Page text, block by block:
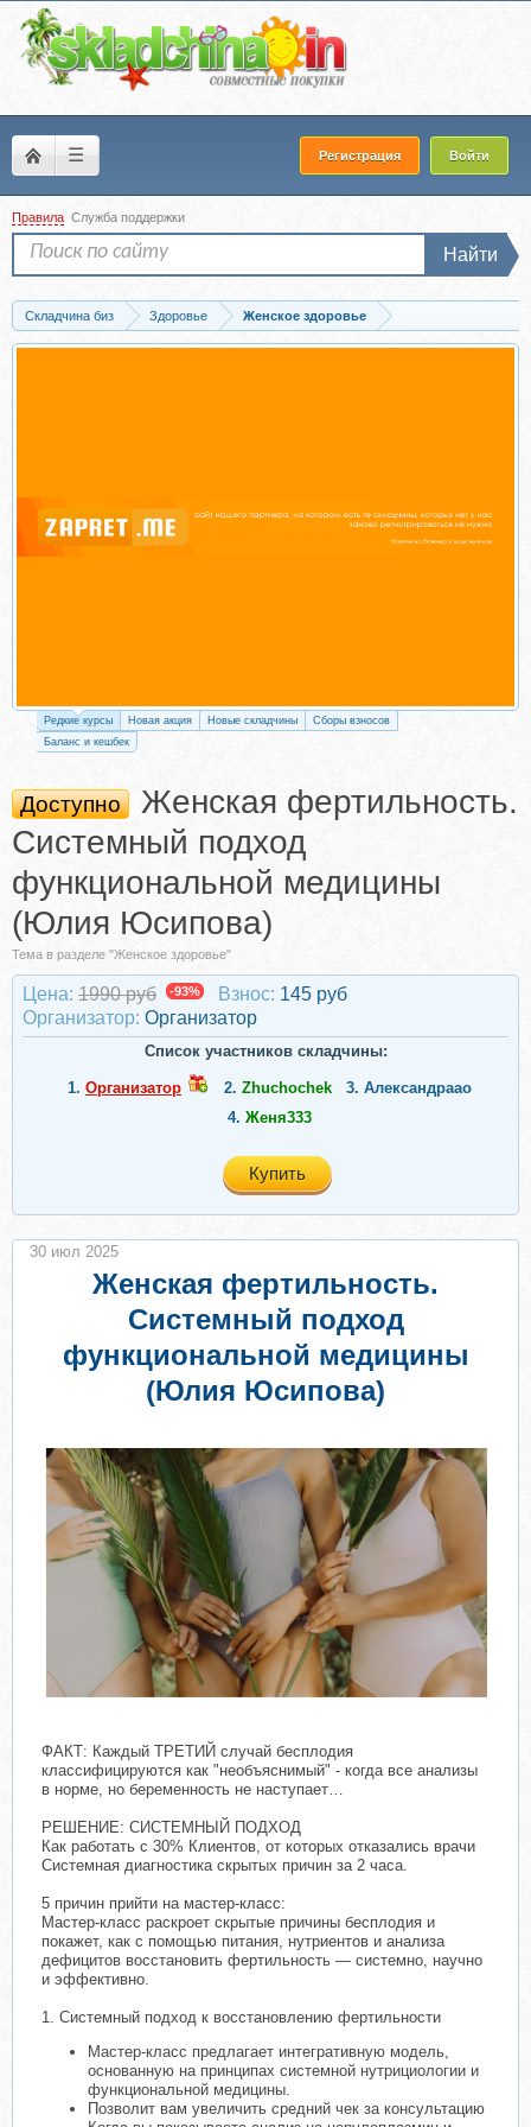
☰ Регистрация Войти
Правила Служба поддержки
Найти
Складчина биз Здоровье
Женское здоровье
Скачать Женская фертильность. Системный подход функциональной
Редкие курсы Новая акция Новые складчины
Сборы взносов
Баланс и кешбек
Доступно
Женская фертильность.
Системный подход
функциональной медицины
(Юлия Юсипова)
Тема в разделе "Женское здоровье"
Цена: 1990 руб -93% Взнос: 145 руб
Организатор: Организатор
Список участников складчины:
1. Организатор 2. Zhuchochek 3. Александраао
4. Женя333
Купить
Женская фертильность.
Системный подход
функциональной медицины
(Юлия Юсипова)
ФАКТ: Каждый ТРЕТИЙ случай бесплодия
классифицируются как "необъяснимый" - когда все анализы
в норме, но беременность не наступает…
РЕШЕНИЕ: СИСТЕМНЫЙ ПОДХОД
Как работать с 30% Клиентов, от которых отказались врачи
Системная диагностика скрытых причин за 2 часа.
5 причин прийти на мастер-класс:
Мастер-класс раскроет скрытые причины бесплодия и
покажет, как с помощью питания, нутриентов и анализа
дефицитов восстановить фертильность — системно, научно
и эффективно.
1. Системный подход к восстановлению фертильности
Мастер-класс предлагает интегративную модель,
основанную на принципах системной нутрициологии и
функциональной медицины.
Позволит вам увеличить средний чек за консультацию
30 июл 2025